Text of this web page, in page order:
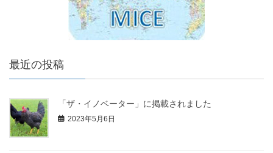
最近の投稿
「ザ・イノベーター」に掲載されました
2023年5月6日